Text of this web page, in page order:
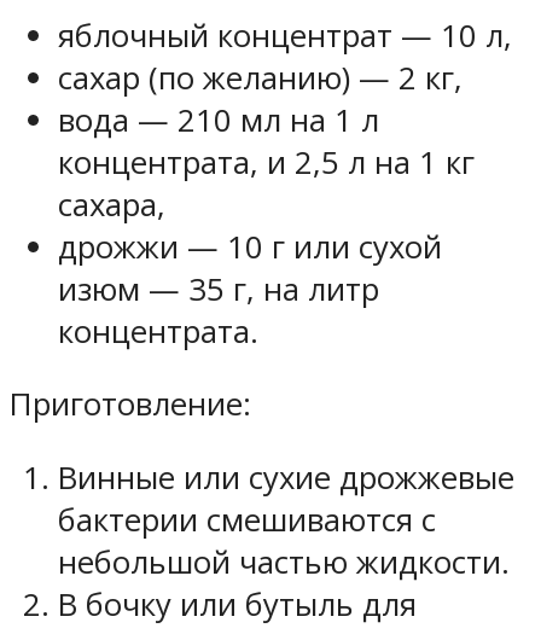
яблочный концентрат — 10 л,
сахар (по желанию) — 2 кг,
вода — 210 мл на 1 л
концентрата, и 2,5 л на 1 кг
сахара,
дрожжи — 10 г или сухой
изюм — 35 г, на литр
концентрата.
Приготовление:
Винные или сухие дрожжевые
бактерии смешиваются с
небольшой частью жидкости.
В бочку или бутыль для